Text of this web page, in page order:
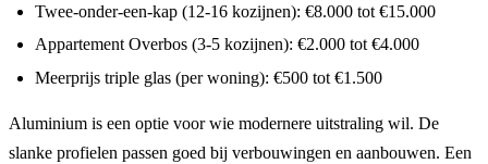
Twee-onder-een-kap (12-16 kozijnen): €8.000 tot €15.000
Appartement Overbos (3-5 kozijnen): €2.000 tot €4.000
Meerprijs triple glas (per woning): €500 tot €1.500
Aluminium is een optie voor wie modernere uitstraling wil. De
slanke profielen passen goed bij verbouwingen en aanbouwen. Een